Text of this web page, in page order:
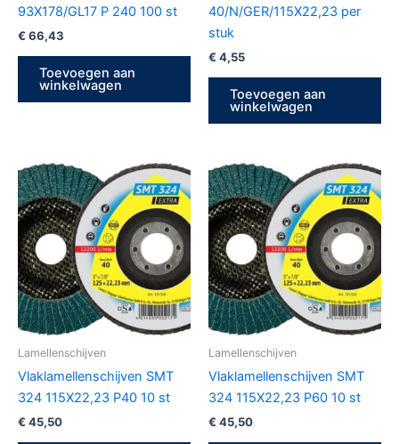
93X178/GL17 P 240 100 st
€ 66,43
Toevoegen aan
winkelwagen
40/N/GER/115X22,23 per
stuk
€ 4,55
Toevoegen aan
winkelwagen
Lamellenschijven
Vlaklamellenschijven SMT
324 115X22,23 P40 10 st
€ 45,50
Lamellenschijven
Vlaklamellenschijven SMT
324 115X22,23 P60 10 st
€ 45,50